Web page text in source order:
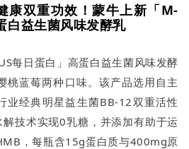
康双重功效！蒙牛上新「M-
白益生菌风味发酵乳
每日蛋白」高蛋白益生菌风味发酵
桃蓝莓两种口味。该产品选用自主
业经典明星益生菌BB-12双重活性
技术实现0乳糖，并添加有助于运
，每瓶含15g蛋白质与400mg原